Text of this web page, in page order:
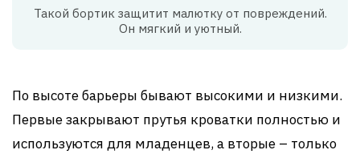
Такой бортик защитит малютку от повреждений.
Он мягкий и уютный.
По высоте барьеры бывают высокими и низкими.
Первые закрывают прутья кроватки полностью и
используются для младенцев, а вторые – только